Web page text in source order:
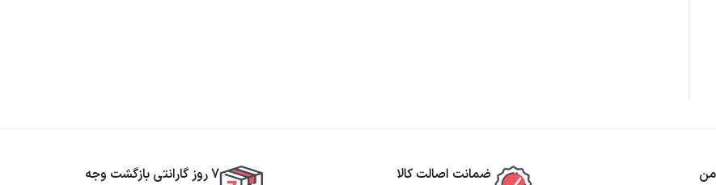
ضمانت اصالت کالا 7 روز گارانتی بازگشت وجه